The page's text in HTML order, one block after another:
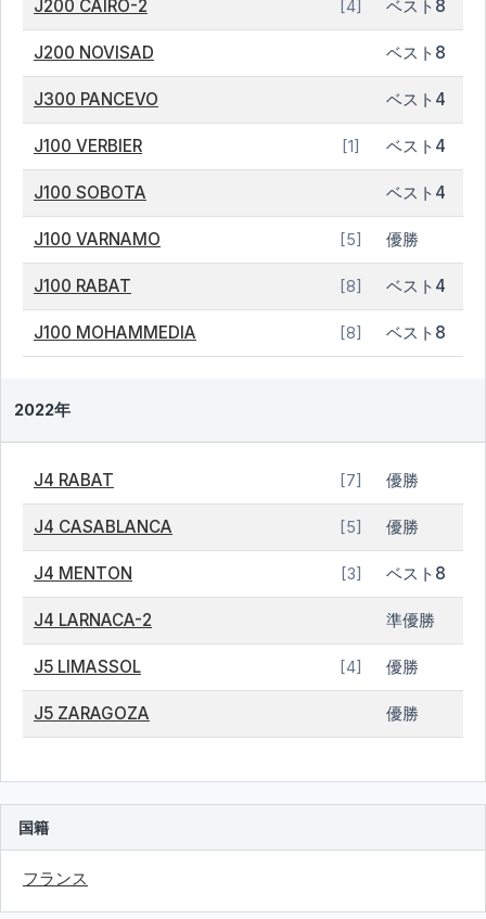
J200 CAIRO-2 [4] ベスト8
J200 NOVISAD ベスト8
J300 PANCEVO ベスト4
J100 VERBIER [1] ベスト4
J100 SOBOTA ベスト4
J100 VARNAMO [5] 優勝
J100 RABAT [8] ベスト4
J100 MOHAMMEDIA [8] ベスト8
2022年
J4 RABAT [7] 優勝
J4 CASABLANCA [5] 優勝
J4 MENTON [3] ベスト8
J4 LARNACA-2 準優勝
J5 LIMASSOL [4] 優勝
J5 ZARAGOZA 優勝
国籍
フランス